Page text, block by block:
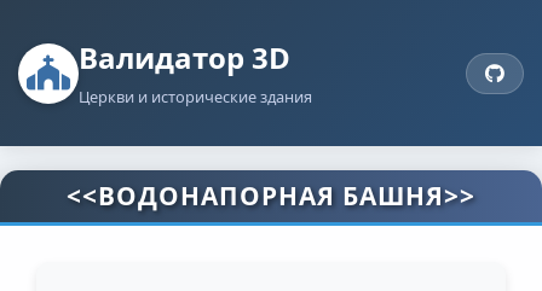
Валидатор 3D
Церкви и исторические здания
<<ВОДОНАПОРНАЯ БАШНЯ>>